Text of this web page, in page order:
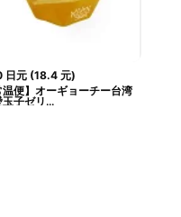
日元 (18.4 元)
温便】オーギョーチー台湾
玉子ゼリ...